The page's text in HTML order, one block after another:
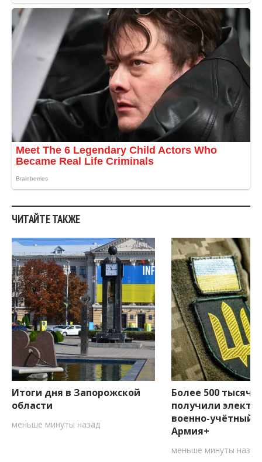
ЧИТАЙТЕ ТАКЖЕ
Итоги дня в Запорожской
области
меньше минуты назад
Более 500 тысяч
получили
военно-учётный
Армия+
меньше минуты назад